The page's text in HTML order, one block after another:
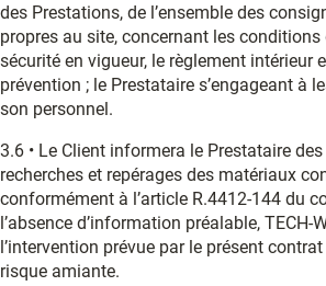
des Prestations, de l’ensemble des
propres au site, concernant les conditions
sécurité en vigueur, le règlement intérieur
prévention ; le Prestataire s’engageant à
son personnel.
3.6 • Le Client informera le Prestataire
recherches et repérages des matériaux
conformément à l’article R.4412-144 du
l’absence d’information préalable, TECH-
l’intervention prévue par le présent
risque amiante.